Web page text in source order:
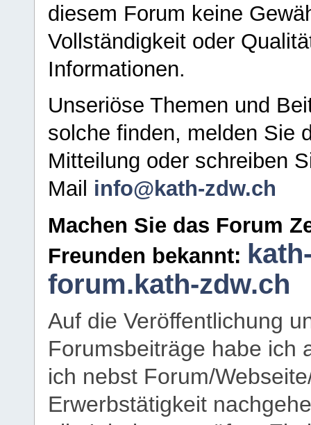
diesem Forum keine
Vollständigkeit oder
Informationen.
Unseriöse Themen und
solche finden, melden Sie
Mitteilung oder schreiben
Mail info@kath-zdw.ch
Machen Sie das Forum
Freunden bekannt:
forum.kath-zdw.ch
Auf die Veröffentlichung
Forumsbeiträge habe ich
ich nebst Forum/
Erwerbstätigkeit